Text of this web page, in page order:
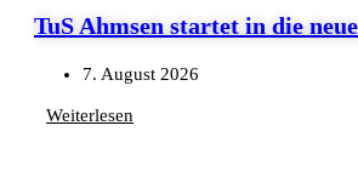
TuS Ahmsen startet in die
7. August 2026
Weiterlesen